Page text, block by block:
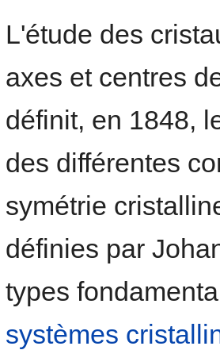
L'étude des
axes et centres
définit, en 1848,
des différentes
symétrie
définies par
types
systèmes